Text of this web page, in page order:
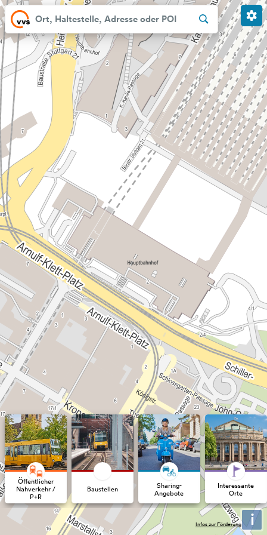
i
Öffentlicher
Nahverkehr /
P+R
Baustellen
Sharing-
Angebote
Interessante
Orte
Infos zur Förderung